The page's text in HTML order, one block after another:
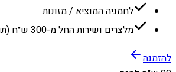
לחמניה המוציא / מזונות
מלצרים ושירות החל מ-300 ש״ח (תוספת)
להזמנה